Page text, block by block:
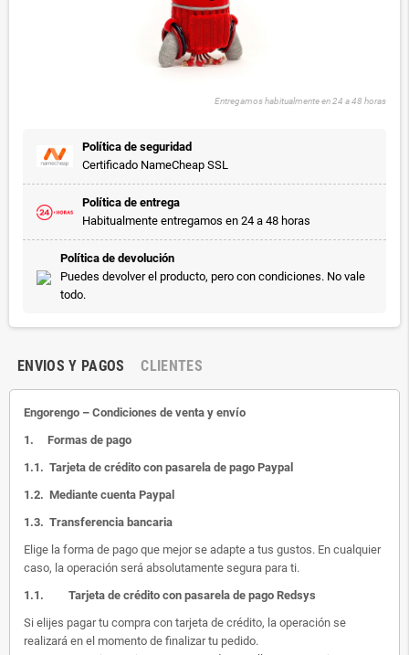
Entregamos habitualmente en 24 a 48 horas
Política de seguridad
Certificado NameCheap SSL
Política de entrega
Habitualmente entregamos en 24 a 48 horas
Política de devolución
Puedes devolver el producto, pero con condiciones. No vale
todo.
ENVIOS Y PAGOS CLIENTES
Engorengo – Condiciones de venta y envío
1. Formas de pago
1.1. Tarjeta de crédito con pasarela de pago Paypal
1.2. Mediante cuenta Paypal
1.3. Transferencia bancaria
Elige la forma de pago que mejor se adapte a tus gustos. En cualquier
caso, la operación será absolutamente segura para ti.
1.1. Tarjeta de crédito con pasarela de pago Redsys
Si elijes pagar tu compra con tarjeta de crédito, la operación se
realizará en el momento de finalizar tu pedido.